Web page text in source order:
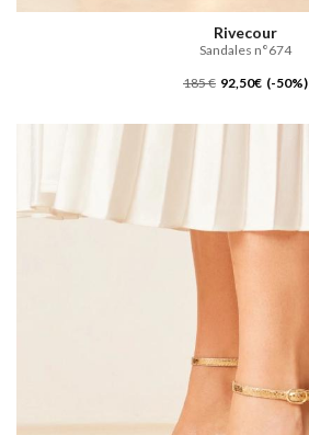
Rivecour
Sandales n°674
185 € 92,50€ (-50%)